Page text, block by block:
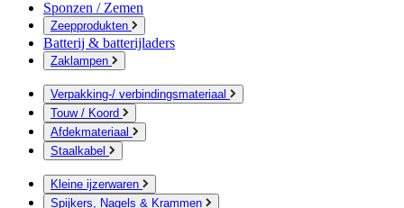
Sponzen / Zemen
Zeepprodukten
Batterij & batterijladers
Zaklampen
Verpakking-/ verbindingsmateriaal
Touw / Koord
Afdekmateriaal
Staalkabel
Kleine ijzerwaren
Spijkers, Nagels & Krammen